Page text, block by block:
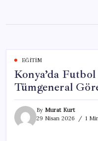
content
EĞITIM
Konya’da
Tümgeneral
By Murat Kurt
29 Nisan 2026
1